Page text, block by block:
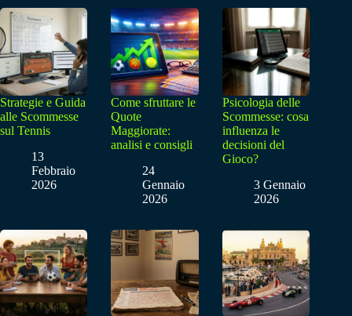
Strategie e Guida
alle Scommesse
sul Tennis
13
Febbraio
2026
Come sfruttare le
Quote
Maggiorate:
analisi e consigli
24
Gennaio
2026
Psicologia delle
Scommesse: cosa
influenza le
decisioni del
Gioco?
3 Gennaio
2026